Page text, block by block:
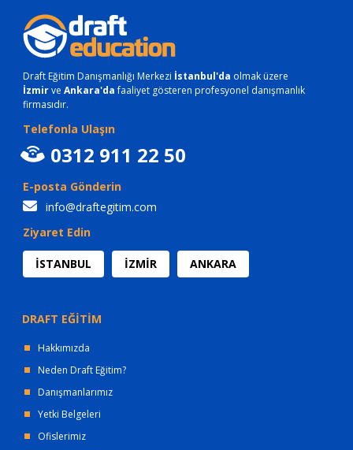
Draft Eğitim Danışmanlığı Merkezi İstanbul'da olmak üzere
İzmirve Ankara'dafaaliyet gösteren profesyonel danışmanlık
firmasıdır.
Telefonla Ulaşın
0312 911 22 50
E-posta Gönderin
info@draftegitim.com
Ziyaret Edin
İSTANBUL İZMİR ANKARA
DRAFT EĞİTİM
Hakkımızda
Neden Draft Eğitim?
Danışmanlarımız
Yetki Belgeleri
Ofislerimiz